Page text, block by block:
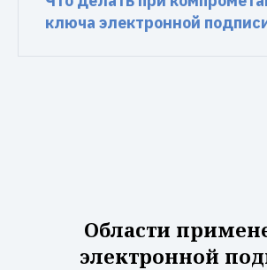
ключа электронной
Области
электронной